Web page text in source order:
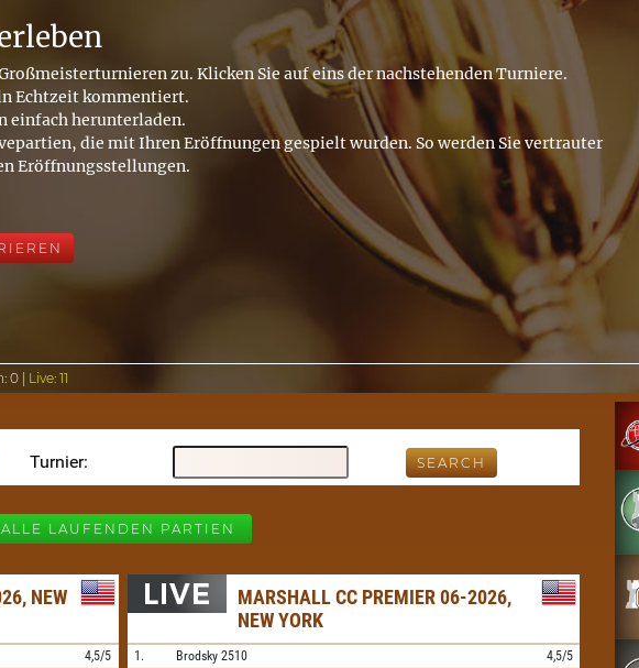
zu. Klicken Sie auf eins der nachstehenden Turniere.
Echtzeit kommentiert.
einfach herunterladen.
die mit Ihren Eröffnungen gespielt wurden. So werden Sie vertrauter
Eröffnungsstellungen.
0 | Live:11
Turnier
ALLE LAUFENDEN PARTIEN
NEW
4,5/5
MARSHALL CC PREMIER 06-2026,
NEW YORK
1. Brodsky 2510
4,5/5